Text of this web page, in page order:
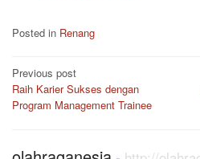
Posted in Renang
Post
navigation
Previous post
Raih Karier Sukses dengan
Program Management Trainee